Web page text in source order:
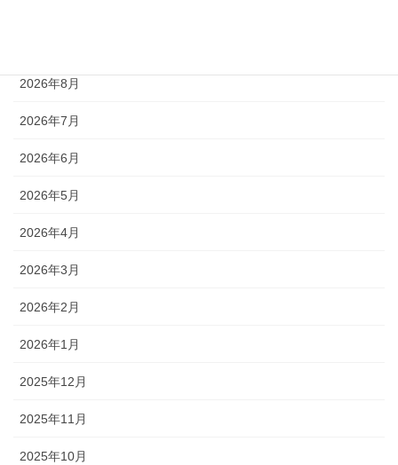
2026年8月
2026年7月
2026年6月
2026年5月
2026年4月
2026年3月
2026年2月
2026年1月
2025年12月
2025年11月
2025年10月